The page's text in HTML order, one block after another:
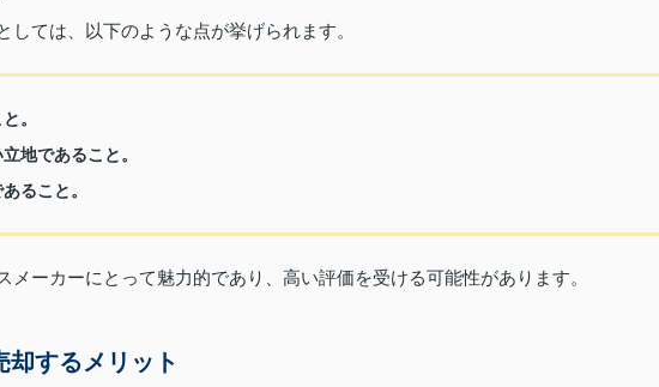
ては、以下のような点が挙げられます。
。
地であること。
ること。
メーカーにとって魅力的であり、高い評価を受ける可能性があります。
却するメリット